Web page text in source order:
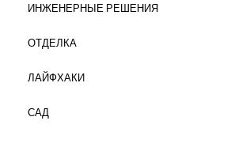
ИНЖЕНЕРНЫЕ РЕШЕНИЯ
ОТДЕЛКА
ЛАЙФХАКИ
САД